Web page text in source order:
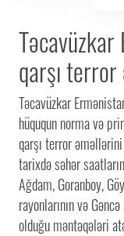
qarşı
Təcavüzkar
hüququn norma və
qarşı terror
tarixdə səhər
Ağdam, Goranboy,
rayonlarının və
olduğu məntəqələri